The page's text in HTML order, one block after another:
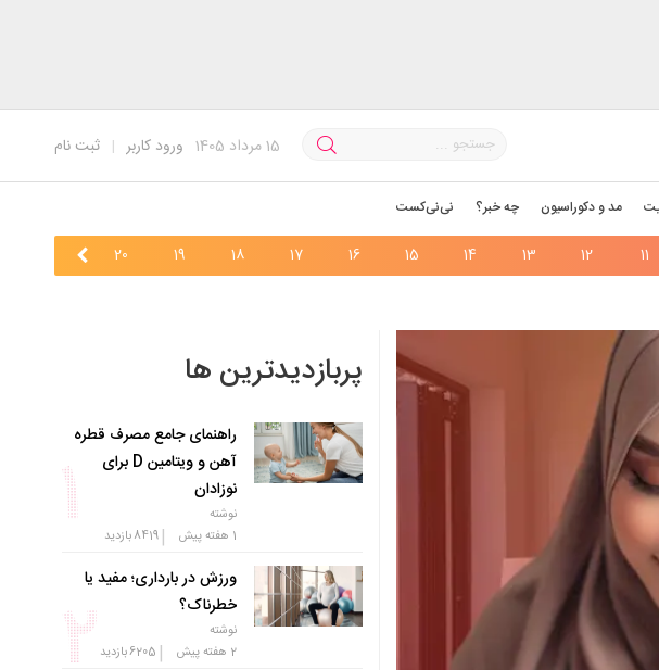
ثبت نام | ورود کاربر 15مرداد 1405
مد و دکوراسیون چه خبر؟ نی‌نی‌کست
11
12
13
14
15
16
17
18
19
20
پربازدیدترین ها
راهنمای جامع مصرف قطره
آهن و ویتامین D برای
نوزادان
نوشته
1 هفته پیش
|
8419بازدید
ورزش در بارداری؛ مفید یا
خطرناک؟
نوشته
2 هفته پیش
|
6205بازدید